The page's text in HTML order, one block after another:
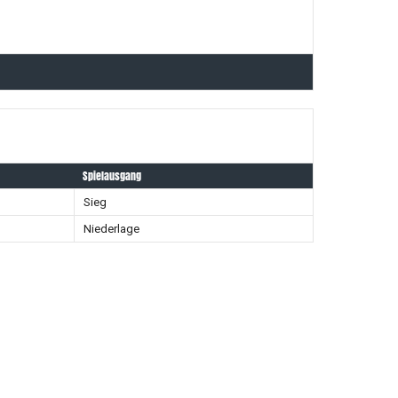
Spielausgang
Sieg
Niederlage